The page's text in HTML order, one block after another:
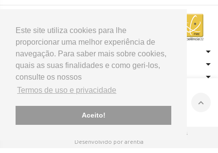
Este site utiliza cookies para lhe
proporcionar uma melhor experiência de
navegação. Para saber mais sobre cookies,
quais as suas finalidades e como geri-los,
consulte os nossos
Termos de uso e privacidade
Aceito!
CONTACTOS
HOME
PRODUTOS
APOIO AO CLIENTE
Todos os direitos reservados
Desenvolvido por arentia